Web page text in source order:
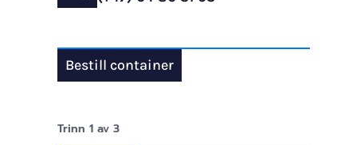
Bestill container
Trinn 1av 3